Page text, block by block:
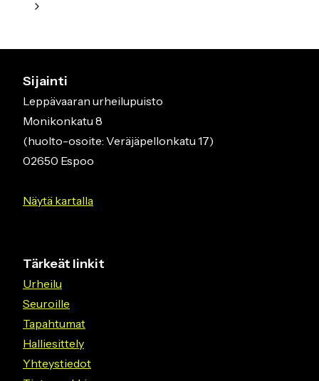
sivu
Seuraava
Sijainti
Leppävaaran urheilupuisto
Monikonkatu 8
(huolto-osoite: Veräjäpellonkatu 17)
02650 Espoo
Näytä kartalla
Tärkeät linkit
Urheilu
Seuroille
Tapahtumat
Halliesittely
Yhteystiedot